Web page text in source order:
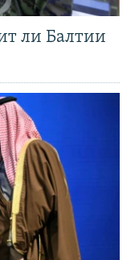
ли Балтии